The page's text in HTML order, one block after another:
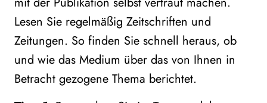
Lesen Sie regelmäßig Zeitschriften und
Zeitungen. So finden Sie schnell heraus, ob
und wie das Medium über das von Ihnen in
Betracht gezogene Thema berichtet.